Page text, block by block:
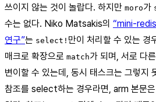
쓰이지 않는 것이 놀랍다. 하지만 moro가
수는 없다. Niko Matsakis의 “mini-
연구”는 select! 만이 처리할 수 있는 경
매크로 확장으로 match가 되며, 서로 다른
변이할 수 있는데, 동시 태스크는 그렇지
참조를 select하는 경우라면, arm 본문